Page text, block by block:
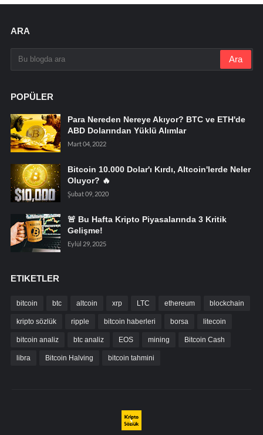
ARA
POPÜLER
Para Nereden Nereye Akıyor? BTC ve ETH'de
ABD Dolarından Yüklü Alımlar
Mart 04, 2022
Bitcoin 10.000 Dolar'ı Kırdı, Altcoin'lerde Neler
Oluyor? 🔥
Şubat 09, 2020
🚨 Bu Hafta Kripto Piyasalarında 3 Kritik
Gelişme!
Eylül 29, 2025
ETIKETLER
bitcoin btc altcoin xrp LTC ethereum blockchain
kripto sözlük ripple bitcoin haberleri borsa litecoin
bitcoin analiz btc analiz EOS mining Bitcoin Cash
libra Bitcoin Halving bitcoin tahmini